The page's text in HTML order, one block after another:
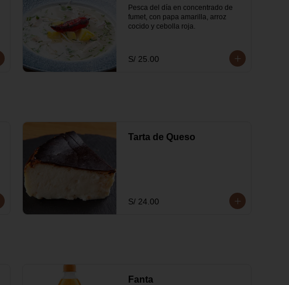
Pesca del día en concentrado de
fumet, con papa amarilla, arroz
cocido y cebolla roja.
S/ 25.00
Tarta de Queso
S/ 24.00
Fanta